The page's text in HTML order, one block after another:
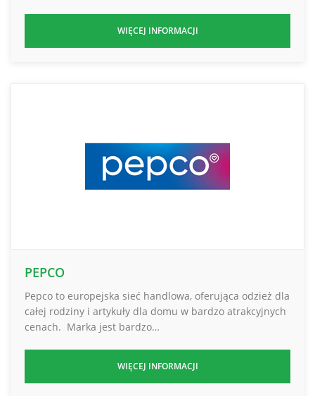
WIĘCEJ INFORMACJI
PEPCO
Pepco to europejska sieć handlowa, oferująca odzież dla
całej rodziny i artykuły dla domu w bardzo atrakcyjnych
cenach. Marka jest bardzo…
WIĘCEJ INFORMACJI